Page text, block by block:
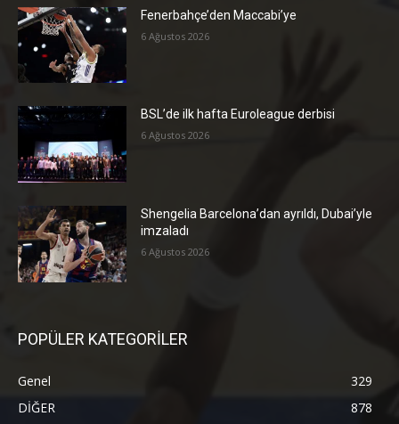
Fenerbahçe’den Maccabi’ye
6 Ağustos 2026
BSL’de ilk hafta Euroleague derbisi
6 Ağustos 2026
Shengelia Barcelona’dan ayrıldı, Dubai’yle
imzaladı
6 Ağustos 2026
POPÜLER KATEGORİLER
Genel
329
DİĞER
878